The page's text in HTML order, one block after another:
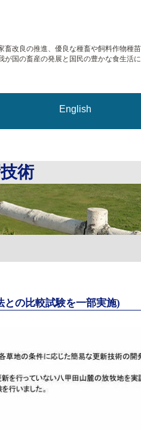
畜改良の推進、優良な種畜や飼料作物種
が国の畜産の発展と国民の豊かな食生活に
English
術
の比較試験を一部実施)